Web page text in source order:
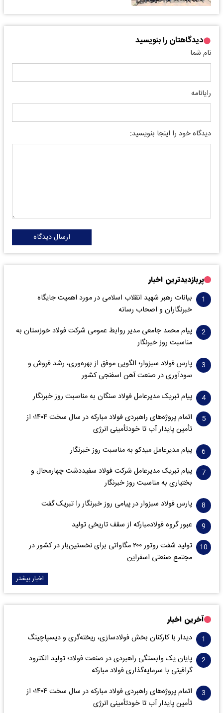
دیدگاهتان را بنویسید
نام شما
رایانامه
دیدگاه خود را اینجا بنویسید:
ارسال دیدگاه
پربازدیدترین اخبار
بیانات رهبر شهید انقلاب اسلامی در مورد اهمیت جایگاه
خبرنگاران و اصحاب رسانه
پیام محمد جامعی مدیر روابط عمومی شرکت فولاد خوزستان به
مناسبت روز خبرنگار
پارس فولاد سبزوار؛ الگویی موفق از بهره‌وری، رشد فروش و
سود‌آوری در صنعت آهن اسفنجی کشور
پیام تبریک مدیرعامل فولاد سنگان به مناسبت روز خبرنگار
اتمام پروژه‌های راهبردی فولاد مبارکه در سال سخت ۱۴۰۴؛ از
تأمین پایدار آب تا خودتأمینی انرژی
پیام مدیرعامل میدکو به مناسبت روز خبرنگار
پیام تبریک مدیرعامل شرکت فولاد سفیددشت چهارمحال و
بختیاری به مناسبت روز خبرنگار
پارس فولاد سبزوار در پیامی روز خبرنگار را تبریک گفت
عبور گروه فولادمبارکه از سقف تاریخی تولید
تولید شفت روتور ۲۰۰ مگاواتی برای نخستین‌بار در کشور در
مجتمع صنعتی اسفراین
اخبار بیشتر
آخرین اخبار
دیدار با کارکنان بخش فولادسازی، ریخته‌گری و دیسپاچینگ
پایان یک وابستگی راهبردی در صنعت فولاد؛ تولید الکترود
گرافیتی با سرمایه‌گذاری فولاد مبارکه
اتمام پروژه‌های راهبردی فولاد مبارکه در سال سخت ۱۴۰۴؛ از
تأمین پایدار آب تا خودتأمینی انرژی